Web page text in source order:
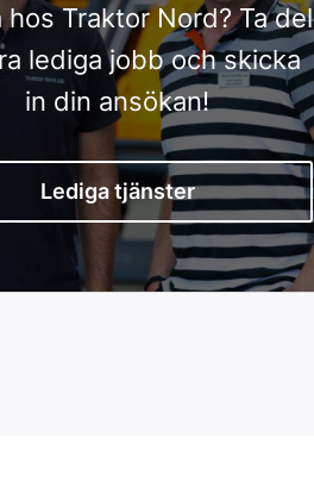
hos Traktor Nord? Ta del
lediga jobb och skicka
in din ansökan!
Lediga tjänster